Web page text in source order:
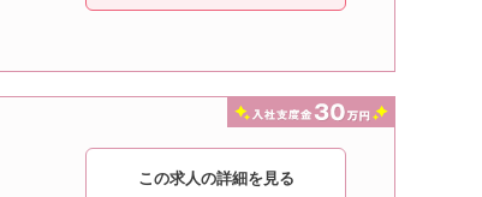
この求人の詳細を見る